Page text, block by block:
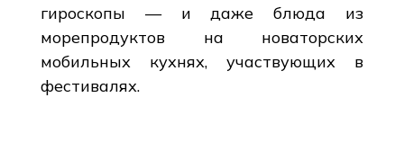
гироскопы — и даже блюда из
морепродуктов на новаторских
мобильных кухнях, участвующих в
фестивалях.